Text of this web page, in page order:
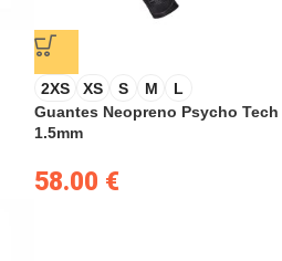
2XS XS S M
L
Guantes Neopreno Psycho Tech
1.5mm
58.00 €